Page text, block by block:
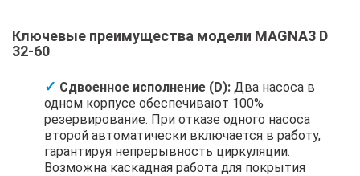
Ключевые преимущества модели MAGNA3 D
32-60
Сдвоенное исполнение (D): Два насоса в
одном корпусе обеспечивают 100%
резервирование. При отказе одного насоса
второй автоматически включается в работу,
гарантируя непрерывность циркуляции.
Возможна каскадная работа для покрытия